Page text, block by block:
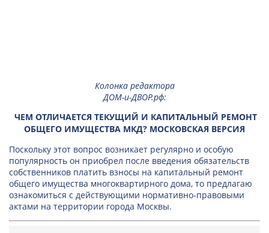
Колонка редактора
ДОМ-и-ДВОР.рф:
ЧЕМ ОТЛИЧАЕТСЯ ТЕКУЩИЙ И КАПИТАЛЬНЫЙ РЕМОНТ
ОБЩЕГО ИМУЩЕСТВА МКД? МОСКОВСКАЯ ВЕРСИЯ
Поскольку этот вопрос возникает регулярно и особую
популярность он приобрел после введения обязательств
собственников платить взносы на капитальный ремонт
общего имущества многоквартирного дома, то предлагаю
ознакомиться с действующими нормативно-правовыми
актами на территории города Москвы.